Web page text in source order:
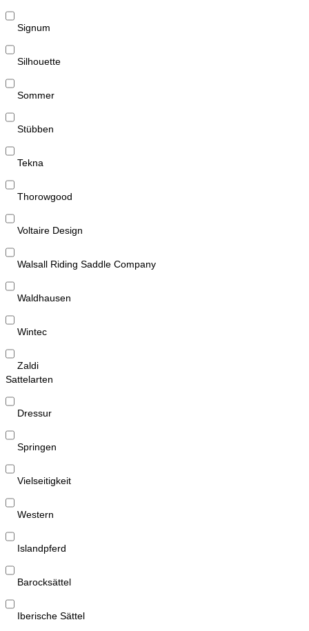
Signum
Silhouette
Sommer
Stübben
Tekna
Thorowgood
Voltaire Design
Walsall Riding Saddle Company
Waldhausen
Wintec
Zaldi
Sattelarten
Dressur
Springen
Vielseitigkeit
Western
Islandpferd
Barocksättel
Iberische Sättel